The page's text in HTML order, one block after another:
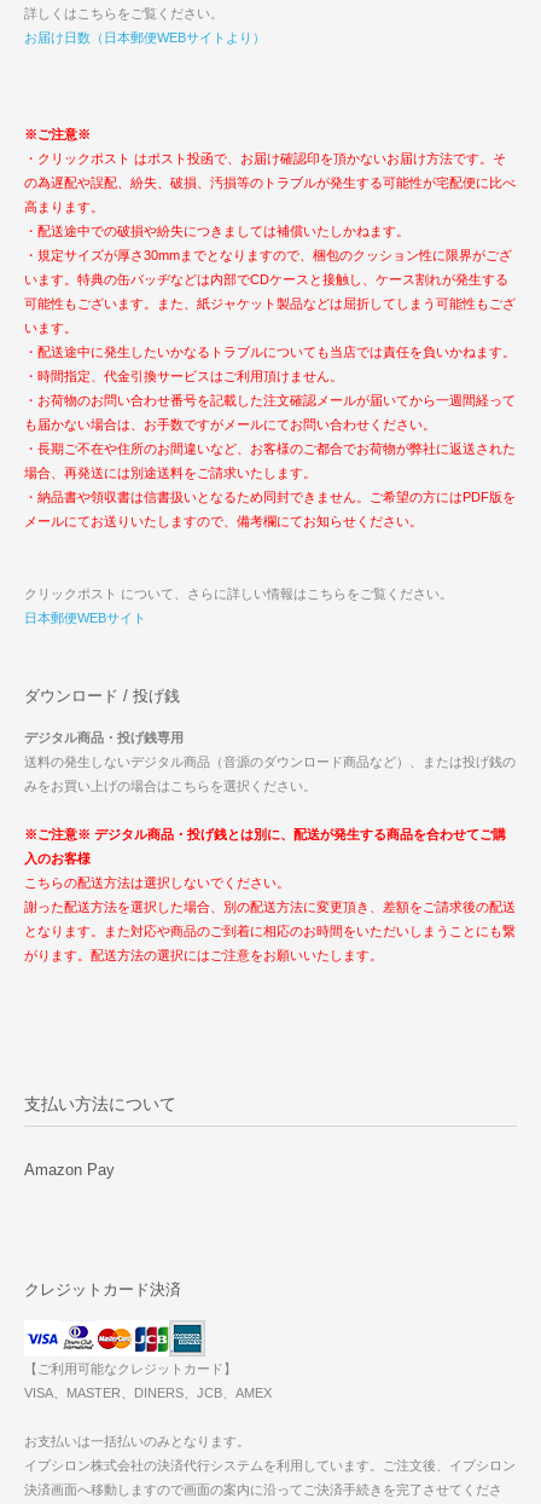
詳しくはこちらをご覧ください。
お届け日数（日本郵便WEBサイトより）
※ご注意※
・クリックポスト はポスト投函で、お届け確認印を頂かないお届け方法です。そ
の為遅配や誤配、紛失、破損、汚損等のトラブルが発生する可能性が宅配便に比べ
高まります。
・配送途中での破損や紛失につきましては補償いたしかねます。
・規定サイズが厚さ30mmまでとなりますので、梱包のクッション性に限界がござ
います。特典の缶バッヂなどは内部でCDケースと接触し、ケース割れが発生する
可能性もございます。また、紙ジャケット製品などは屈折してしまう可能性もござ
います。
・配送途中に発生したいかなるトラブルについても当店では責任を負いかねます。
・時間指定、代金引換サービスはご利用頂けません。
・お荷物のお問い合わせ番号を記載した注文確認メールが届いてから一週間経って
も届かない場合は、お手数ですがメールにてお問い合わせください。
・長期ご不在や住所のお間違いなど、お客様のご都合でお荷物が弊社に返送された
場合、再発送には別途送料をご請求いたします。
・納品書や領収書は信書扱いとなるため同封できません。ご希望の方にはPDF版を
メールにてお送りいたしますので、備考欄にてお知らせください。
クリックポスト について、さらに詳しい情報はこちらをご覧ください。
日本郵便WEBサイト
ダウンロード / 投げ銭
デジタル商品・投げ銭専用
送料の発生しないデジタル商品（音源のダウンロード商品など）、または投げ銭の
みをお買い上げの場合はこちらを選択ください。
※ご注意※ デジタル商品・投げ銭とは別に、配送が発生する商品を合わせてご購
入のお客様
こちらの配送方法は選択しないでください。
謝った配送方法を選択した場合、別の配送方法に変更頂き、差額をご請求後の配送
となります。また対応や商品のご到着に相応のお時間をいただいしまうことにも繋
がります。配送方法の選択にはご注意をお願いいたします。
支払い方法について
Amazon Pay
クレジットカード決済
【ご利用可能なクレジットカード】
VISA、MASTER、DINERS、JCB、AMEX
お支払いは一括払いのみとなります。
イプシロン株式会社の決済代行システムを利用しています。ご注文後、イプシロン
決済画面へ移動しますので画面の案内に沿ってご決済手続きを完了させてくださ